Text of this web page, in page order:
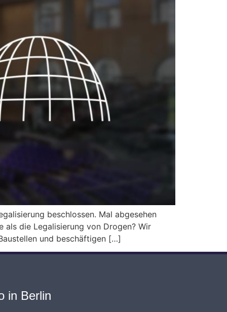
beschlossen. Mal abgesehen
die Legalisierung von Drogen? Wir
und beschäftigen […]
in Berlin